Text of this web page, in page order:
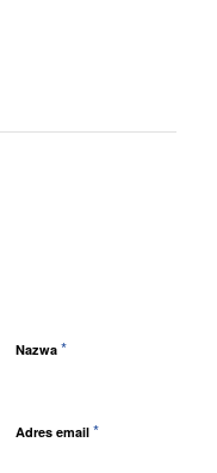
Nazwa *
Adres email *